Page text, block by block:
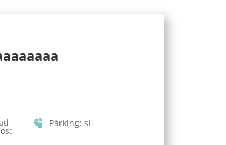
:
Párking:si